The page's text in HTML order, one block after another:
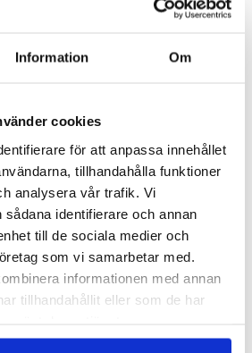
Information Om
cookies
för att anpassa innehållet
tillhandahålla funktioner
analysera vår trafik. Vi
identifierare och annan
till de sociala medier och
som vi samarbetar med.
informationen med annan
tillhandahållit eller som de har
BY BB TIGHTS PALE PINK BY BB TANK PALE PINK
Träningslinne - Rosa
199 kr
KÖPTE